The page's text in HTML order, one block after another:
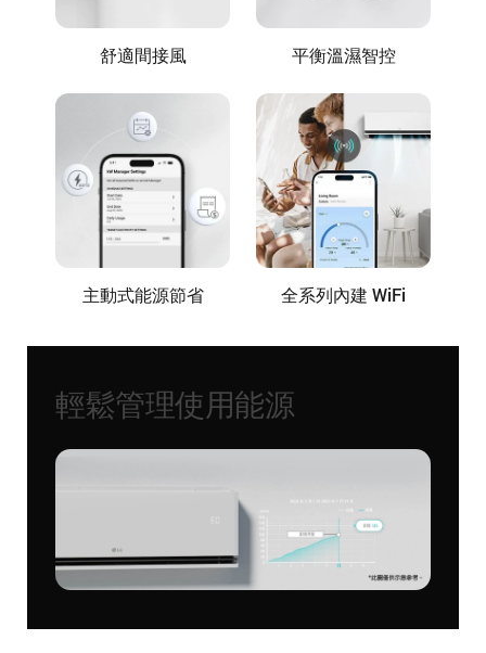
舒適間接風 平衡溫濕智控
主動式能源節省 全系列內建 WiFi
輕鬆管理使用能源